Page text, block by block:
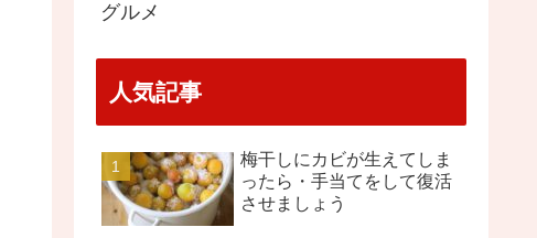
グルメ
人気記事
梅干しにカビが生えてしま
ったら・手当てをして復活
させましょう